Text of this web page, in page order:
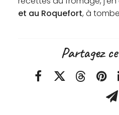
et au Roquefort, à
Partagez